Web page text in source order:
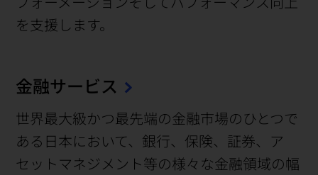
を支援します。
金融サービス
世界最大級かつ最先端の金融市場のひとつで
ある日本において、銀行、保険、証券、ア
セットマネジメント等の様々な金融領域の幅